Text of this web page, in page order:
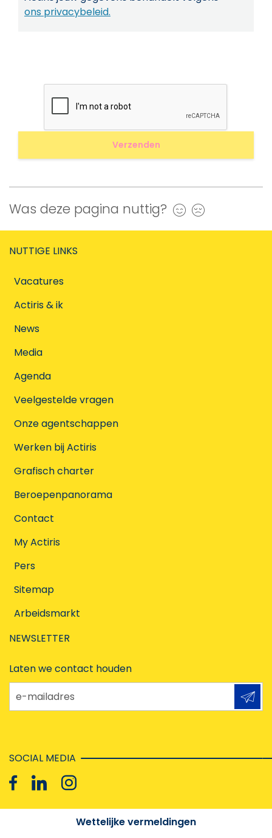
ons privacybeleid.
Was deze pagina nuttig? Ja
NUTTIGE LINKS
Vacatures
Actiris & ik
News
Media
Agenda
Veelgestelde vragen
Onze agentschappen
Werken bij Actiris
Grafisch charter
Beroepenpanorama
Contact
My Actiris
Pers
Sitemap
Arbeidsmarkt
NEWSLETTER
Laten we contact houden
e-mailadres
SOCIAL MEDIA
Wettelijke vermeldingen